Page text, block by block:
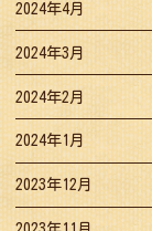
2024年4月
2024年3月
2024年2月
2024年1月
2023年12月